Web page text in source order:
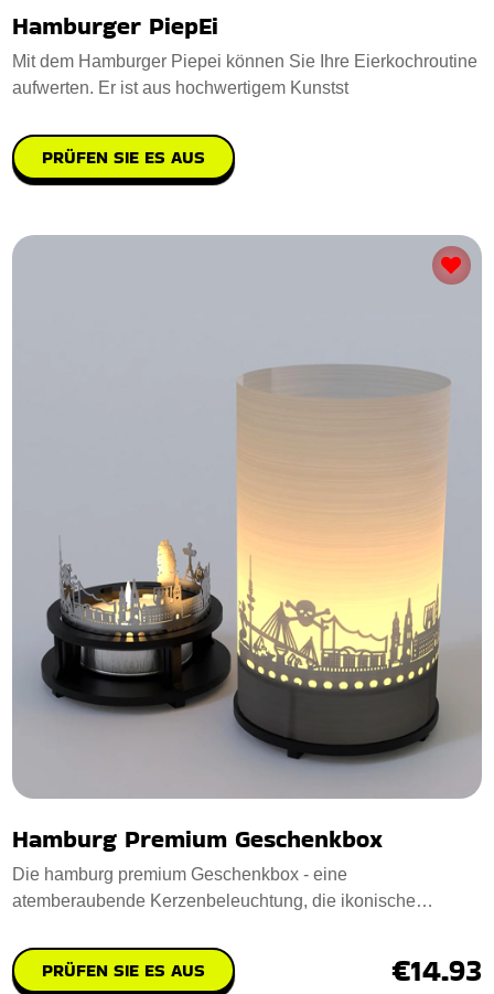
Hamburger PiepEi
Mit dem Hamburger Piepei können Sie Ihre Eierkochroutine
aufwerten. Er ist aus hochwertigem Kunstst
PRÜFEN SIE ES AUS
Hamburg Premium Geschenkbox
Die hamburg premium Geschenkbox - eine
atemberaubende Kerzenbeleuchtung, die ikonische
PRÜFEN SIE ES AUS €14.93